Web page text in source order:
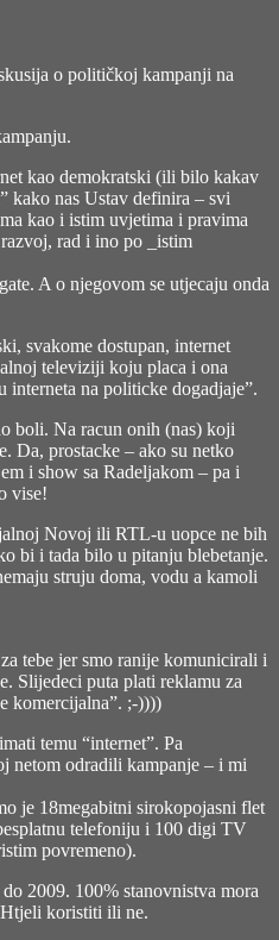
o političkoj kampanji na
kao demokratski (ili bilo kakav
kako nas Ustav definira – svi
kao i istim uvjetima i pravima
rad i ino po _istim
A o njegovom se utjecaju onda
svakome dostupan, internet
televiziji koju placa i ona
interneta na politicke dogadjaje”.
boli. Na racun onih (nas) koji
Da, prostacke – ako su netko
i show sa Radeljakom – pa i
vise!
Novoj ili RTL-u uopce ne bih
bi i tada bilo u pitanju blebetanje.
struju doma, vodu a kamoli
tebe jer smo ranije komunicirali i
Slijedeci puta plati reklamu za
komercijalna”. ;-))))
temu “internet”. Pa
netom odradili kampanje – i mi
je 18megabitni sirokopojasni flet
telefoniju i 100 digi TV
povremeno).
2009. 100% stanovnistva mora
koristiti ili ne.